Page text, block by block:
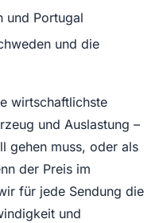
und Portugal
und die
wirtschaftlichste
und Auslastung –
gehen muss, oder als
der Preis im
für jede Sendung die
und